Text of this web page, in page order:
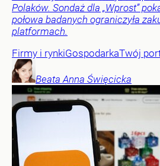
Polaków. Sondaż dla „Wprost”
połowa badanych ograniczyła
platformach.
Firmy i rynkiGospodarkaTwój
Beata Anna Święcicka